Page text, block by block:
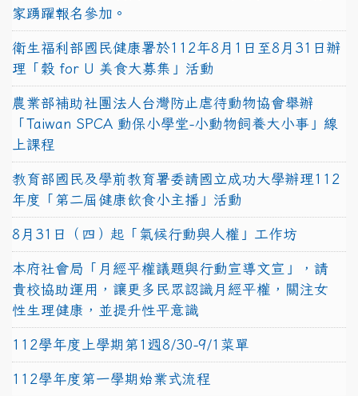
家踴躍報名參加。
衛生福利部國民健康署於112年8月1日至8月31日辦
理「穀 for U 美食大募集」活動
農業部補助社團法人台灣防止虐待動物協會舉辦
「Taiwan SPCA 動保小學堂-小動物飼養大小事」線
上課程
教育部國民及學前教育署委請國立成功大學辦理112
年度「第二屆健康飲食小主播」活動
8月31日（四）起「氣候行動與人權」工作坊
本府社會局「月經平權議題與行動宣導文宣」，請
貴校協助運用，讓更多民眾認識月經平權，關注女
性生理健康，並提升性平意識
112學年度上學期第1週8/30-9/1菜單
112學年度第一學期始業式流程